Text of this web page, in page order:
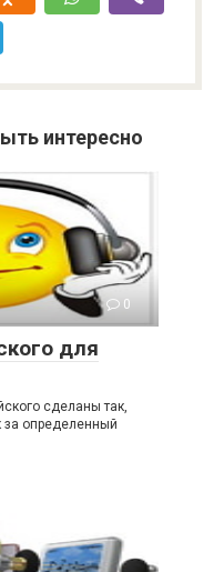
интересно
0
для
сделаны так,
определенный